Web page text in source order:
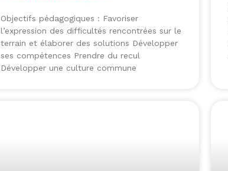
Objectifs pédagogiques : Favoriser
l’expression des difficultés rencontrées sur le
terrain et élaborer des solutions Développer
ses compétences Prendre du recul
Développer une culture commune